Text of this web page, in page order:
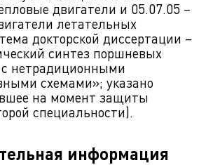
двигатели и 05.07.05 –
летательных
докторской диссертации –
синтез поршневых
с нетрадиционными
схемами»; указано
на момент защиты
специальности).
информация